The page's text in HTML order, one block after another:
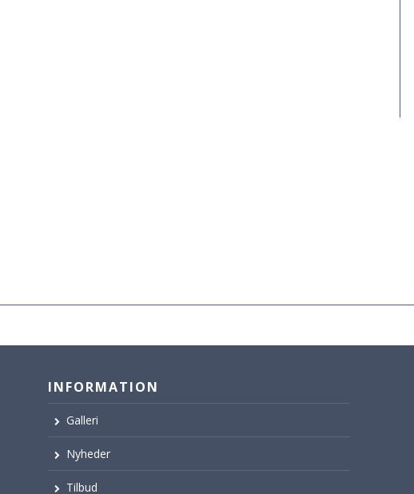
INFORMATION
Galleri
Nyheder
Tilbud